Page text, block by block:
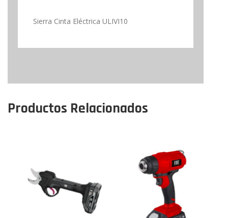
Sierra Cinta Eléctrica ULIVI10
Productos Relacionados